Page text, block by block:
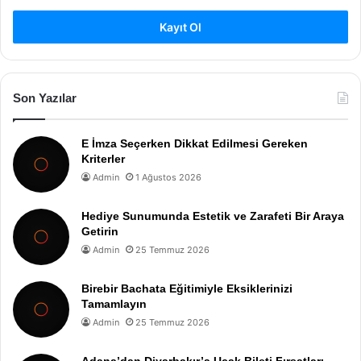
Kayıt Ol
Son Yazılar
E İmza Seçerken Dikkat Edilmesi Gereken
Kriterler
Admin 1 Ağustos 2026
Hediye Sunumunda Estetik ve Zarafeti Bir Araya
Getirin
Admin 25 Temmuz 2026
Birebir Bachata Eğitimiyle Eksiklerinizi
Tamamlayın
Admin 25 Temmuz 2026